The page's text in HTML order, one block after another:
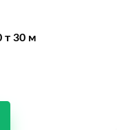
т 30 м